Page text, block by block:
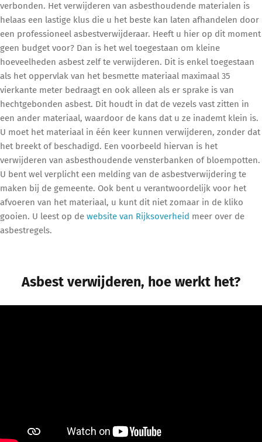
verbonden. Het verwijderen van asbesthoudende materialen is
helaas een lastige klus die u het beste kan laten afhandelen door
een professioneel asbestverwijderaar. Heeft u hier op dit moment
geen budget voor? Dan is het wel toegestaan om kleine
hoeveelheden asbest zelf te verwijderen. Dit is enkel toegestaan
als het oppervlak van het besmette materiaal maximaal 35
vierkante meter bedraagt en ook alleen als er sprake is van
hechtgebonden asbest. Dit houdt in dat de vezels vast zitten in
een ander materiaal, waardoor de kans dat u ze inademt klein is.
U moet het materiaal in één keer kunnen verwijderen, zonder dat
het breekt of beschadigd. Een voorbeeld hiervan is het
verwijderen van asbesthoudende vensterbanken of bloempotten.
U bent wel verplicht een melding van de asbestverwijdering te
maken bij de gemeente. Ook bent u verantwoordelijk voor het
afvoeren van het materiaal, u kunt dit niet zomaar in de kliko
gooien. U leest op de website van Rijksoverheid meer over de
asbestregels.
Asbest verwijderen, hoe werkt het?